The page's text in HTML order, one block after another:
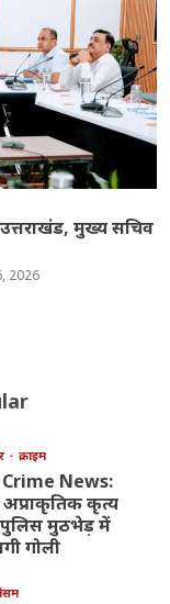
मुख्य सचिव
2026
क्राइम
News:
कृत्य
मुठभेड़ में
गोली